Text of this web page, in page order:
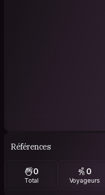
Références
0
Total
0
Voyageurs